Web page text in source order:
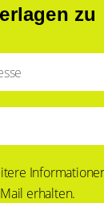
zu
erhalten.